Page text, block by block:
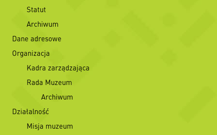
Statut
Archiwum
Dane adresowe
Organizacja
Kadra zarządzająca
Rada Muzeum
Archiwum
Działalność
Misja muzeum